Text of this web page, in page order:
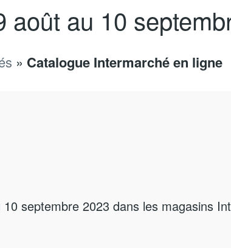
au 10
» Catalogue Intermarché en ligne
septembre 2023 dans les magasins